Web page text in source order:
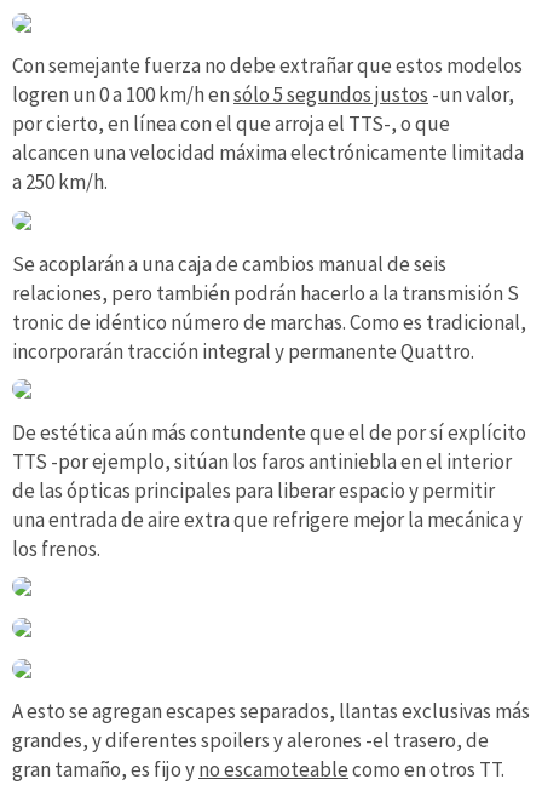
Con semejante fuerza no debe extrañar que estos modelos
logren un 0 a 100 km/h ensólo 5 segundos justos -un valor,
por cierto, en línea con el que arroja el TTS-, o que
alcancen una velocidad máxima electrónicamente limitada
a 250 km/h.
Se acoplarán a una caja de cambios manual de seis
relaciones, pero también podrán hacerlo a la transmisión S
tronic de idéntico número de marchas. Como es tradicional,
incorporarán tracción integral y permanente Quattro.
De estética aún más contundente que el de por sí explícito
TTS -por ejemplo, sitúan los faros antiniebla en el interior
de las ópticas principales para liberar espacio y permitir
una entrada de aire extra que refrigere mejor la mecánica y
los frenos.
A esto se agregan escapes separados, llantas exclusivas más
grandes, y diferentes spoilers y alerones -el trasero, de
gran tamaño, es fijo yno escamoteablecomo en otros TT.